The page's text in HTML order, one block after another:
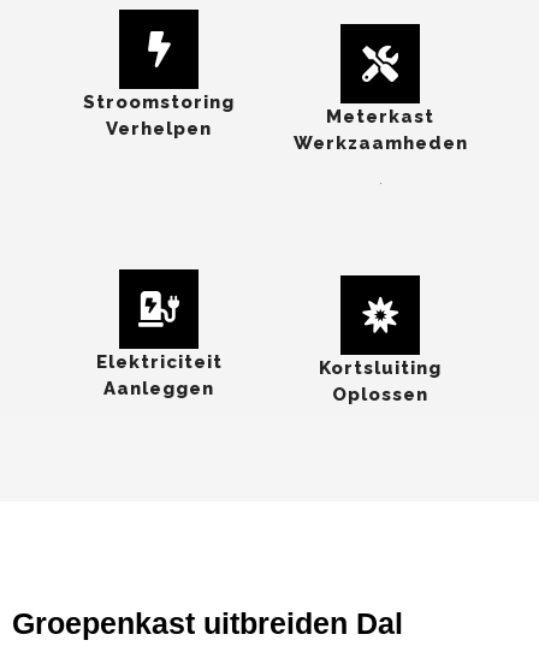
Stroomstoring
Verhelpen
Meterkast
Werkzaamheden
Elektriciteit
Aanleggen
Kortsluiting
Oplossen
Groepenkast uitbreiden Dal